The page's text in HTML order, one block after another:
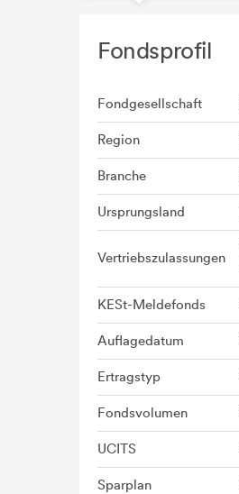
Fondsprofil
Fondgesellschaft
Region
Branche
Ursprungsland
Vertriebszulassungen
KESt-Meldefonds
Auflagedatum
Ertragstyp
Fondsvolumen
UCITS
Sparplan